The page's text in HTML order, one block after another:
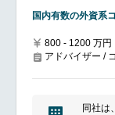
国内有数の外資系
800 - 1200 万円
アドバイザー /
同社は